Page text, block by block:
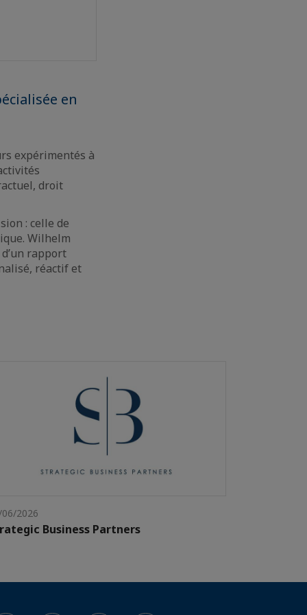
en
expérimentés à
droit
: celle de
Wilhelm
rapport
réactif et
2026
Business Partners